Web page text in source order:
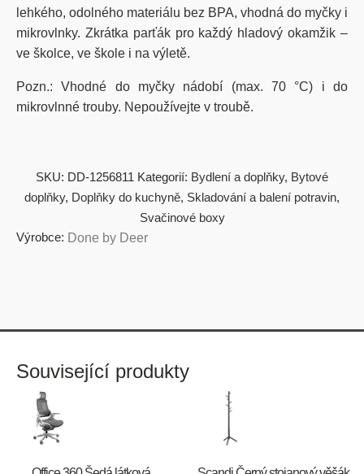
lehkého, odolného materiálu bez BPA, vhodná do myčky i
mikrovlnky. Zkrátka parťák pro každý hladový okamžik –
ve školce, ve škole i na výletě.
Pozn.: Vhodné do myčky nádobí (max. 70 °C) i do
mikrovlnné trouby. Nepoužívejte v troubě.
SKU: DD-1256811 Kategorií: Bydlení a doplňky, Bytové
doplňky, Doplňky do kuchyně, Skladování a balení potravin,
Svačinové boxy
Výrobce: Done by Deer
Související produkty